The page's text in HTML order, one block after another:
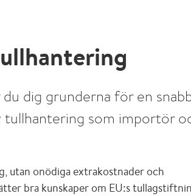
dig grunderna för en
tullhantering som importör
utan onödiga extrakostnader och
bra kunskaper om EU:s